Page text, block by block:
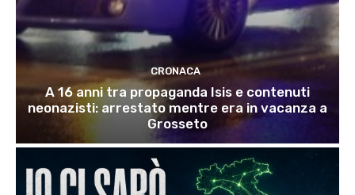
CRONACA
A 16 anni tra propaganda Isis e contenuti
neonazisti: arrestato mentre era in vacanza a
Grosseto